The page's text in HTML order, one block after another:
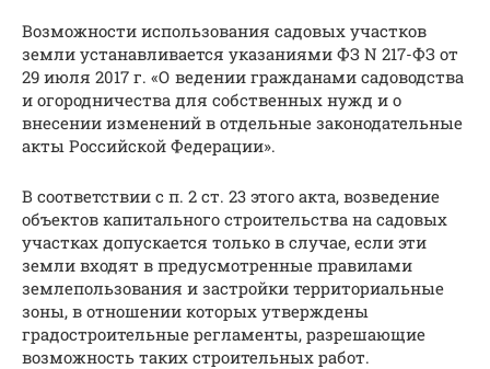
Возможности использования садовых участков
земли устанавливается указаниями ФЗ N 217-ФЗ от
29 июля 2017 г. «О ведении гражданами садоводства
и огородничества для собственных нужд и о
внесении изменений в отдельные законодательные
акты Российской Федерации».
В соответствии с п. 2 ст. 23 этого акта, возведение
объектов капитального строительства на садовых
участках допускается только в случае, если эти
земли входят в предусмотренные правилами
землепользования и застройки территориальные
зоны, в отношении которых утверждены
градостроительные регламенты, разрешающие
возможность таких строительных работ.